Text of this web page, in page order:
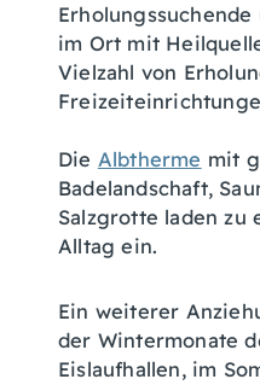
im Ort mit
Vielzahl von
Die Albtherme mit
Badelandschaft,
Salzgrotte laden zu
Alltag ein.
Ein weiterer
der Wintermonate
Eislaufhallen, im